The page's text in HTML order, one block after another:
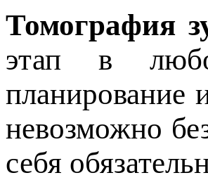
Томография
этап в
планирование
невозможно
себя